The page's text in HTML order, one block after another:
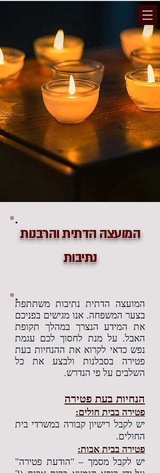
המועצה הדתית והרבנות נתיבות
המועצה הדתית והרבנות
נתיבות
המועצה הדתית נתיבות משתתפת
בצער המשפחה. אנו מגישים בפניכם
את המידע הנצרך במהלך תקופת
האבל. על מנת לחסוך לכם עגמת
נפש כדאי לקרוא את ההנחיות בעת
פטירה בסבלנות ולבצע את כל
השלבים על פי הנדרש.
הנחיות בעת פטירה
פטירה בבית חולים:
יש לקבל רישיון קבורה במשרדי בית
החולים.
פטירה בבית אבות:
יש לקבל מסמך – "הודעת פטירה"